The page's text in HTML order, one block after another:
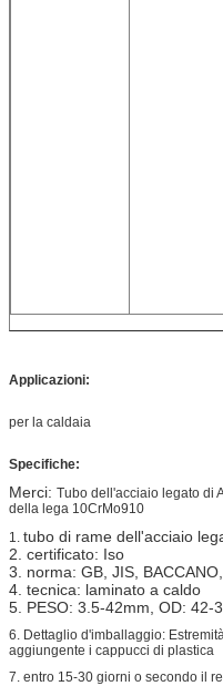
Applicazioni:
per la caldaia
Specifiche:
Merci: Tubo dell'acciaio legato di
della lega 10CrMo910
1. tubo di rame dell'acciaio
2. certificato: Iso
3. norma: GB, JIS,
4. tecnica: laminato a caldo
5. PESO: 3.5-42mm, OD: 42-
6. Dettaglio d'imballaggio:
aggiungente i cappucci di plastica
7. entro 15-30 giorni o secondo il